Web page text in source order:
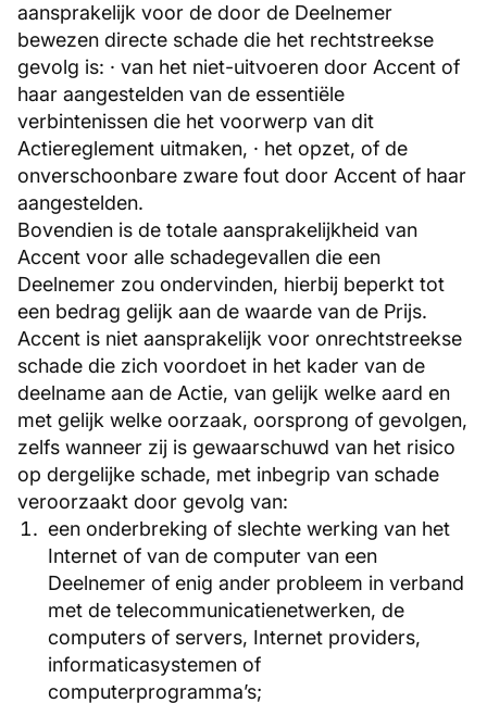
aansprakelijk voor de door de Deelnemer
bewezen directe schade die het rechtstreekse
gevolg is: · van het niet-uitvoeren door Accent of
haar aangestelden van de essentiële
verbintenissen die het voorwerp van dit
Actiereglement uitmaken, · het opzet, of de
onverschoonbare zware fout door Accent of haar
aangestelden.
Bovendien is de totale aansprakelijkheid van
Accent voor alle schadegevallen die een
Deelnemer zou ondervinden, hierbij beperkt tot
een bedrag gelijk aan de waarde van de Prijs.
Accent is niet aansprakelijk voor onrechtstreekse
schade die zich voordoet in het kader van de
deelname aan de Actie, van gelijk welke aard en
met gelijk welke oorzaak, oorsprong of gevolgen,
zelfs wanneer zij is gewaarschuwd van het risico
op dergelijke schade, met inbegrip van schade
veroorzaakt door gevolg van:
een onderbreking of slechte werking van het
Internet of van de computer van een
Deelnemer of enig ander probleem in verband
met de telecommunicatienetwerken, de
computers of servers, Internet providers,
informaticasystemen of
computerprogramma’s;